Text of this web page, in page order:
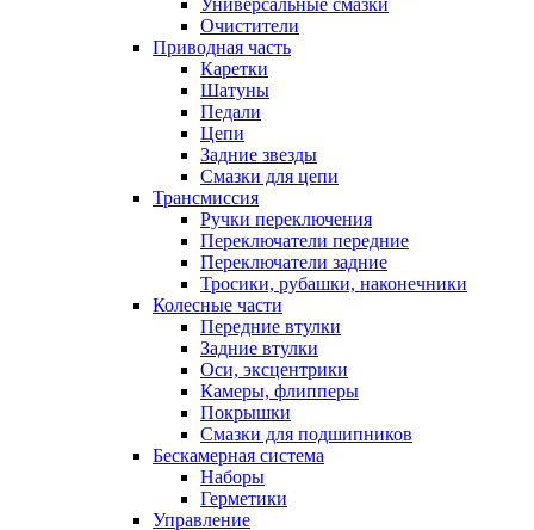
Универсальные смазки
Очистители
Приводная часть
Каретки
Шатуны
Педали
Цепи
Задние звезды
Смазки для цепи
Трансмиссия
Ручки переключения
Переключатели передние
Переключатели задние
Тросики, рубашки, наконечники
Колесные части
Передние втулки
Задние втулки
Оси, эксцентрики
Камеры, флипперы
Покрышки
Смазки для подшипников
Бескамерная система
Наборы
Герметики
Управление